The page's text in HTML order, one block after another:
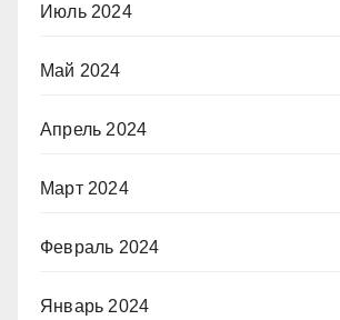
Июль 2024
Май 2024
Апрель 2024
Март 2024
Февраль 2024
Январь 2024